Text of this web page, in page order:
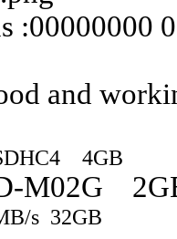
:00000000
and
4GB
M02G
s 32GB